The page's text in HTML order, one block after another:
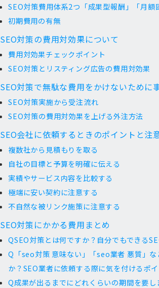
SEO対策費用体系2つ「成果型報酬」「月額
初期費用の有無
SEO対策の費用対効果について
費用対効果チェックポイント
SEO対策とリスティング広告の費用対効果
SEO対策で無駄な費用をかけないために
SEO対策実施から受注流れ
SEO対策の費用対効果を上げる外注方法
SEO会社に依頼するときのポイントと注
複数社から見積もりを取る
自社の目標と予算を明確に伝える
実績やサービス内容を比較する
極端に安い契約に注意する
不自然な被リンク施策に注意する
SEO対策にかかる費用まとめ
QSEO対策とは何ですか？自分でもできる
Q「seo対策 意味ない」「seo業者 悪質」
か？SEO業者に依頼する際に気を付けるポ
Q成果が出るまでにどれくらいの期間を要し